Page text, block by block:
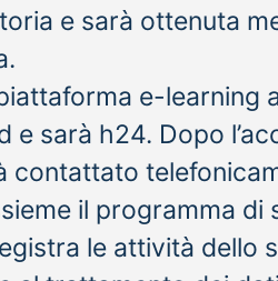
e sarà ottenuta
e-learning
e sarà h24. Dopo
contattato
il programma di
le attività dello